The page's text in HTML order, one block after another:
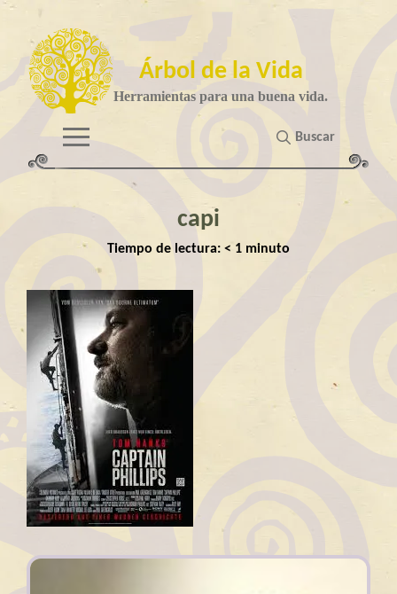
Árbol de la Vida
Herramientas para una buena vida.
Buscar
capi
Tiempo de lectura: < 1 minuto